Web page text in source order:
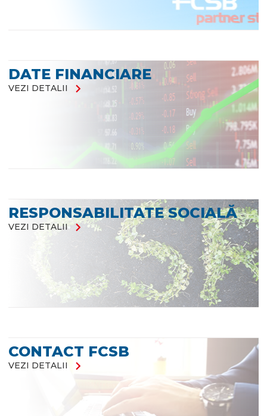
DATE FINANCIARE
VEZI DETALII chevron_right
RESPONSABILITATE SOCIALĂ
VEZI DETALIIchevron_right
CONTACT FCSB
VEZI DETALII chevron_right